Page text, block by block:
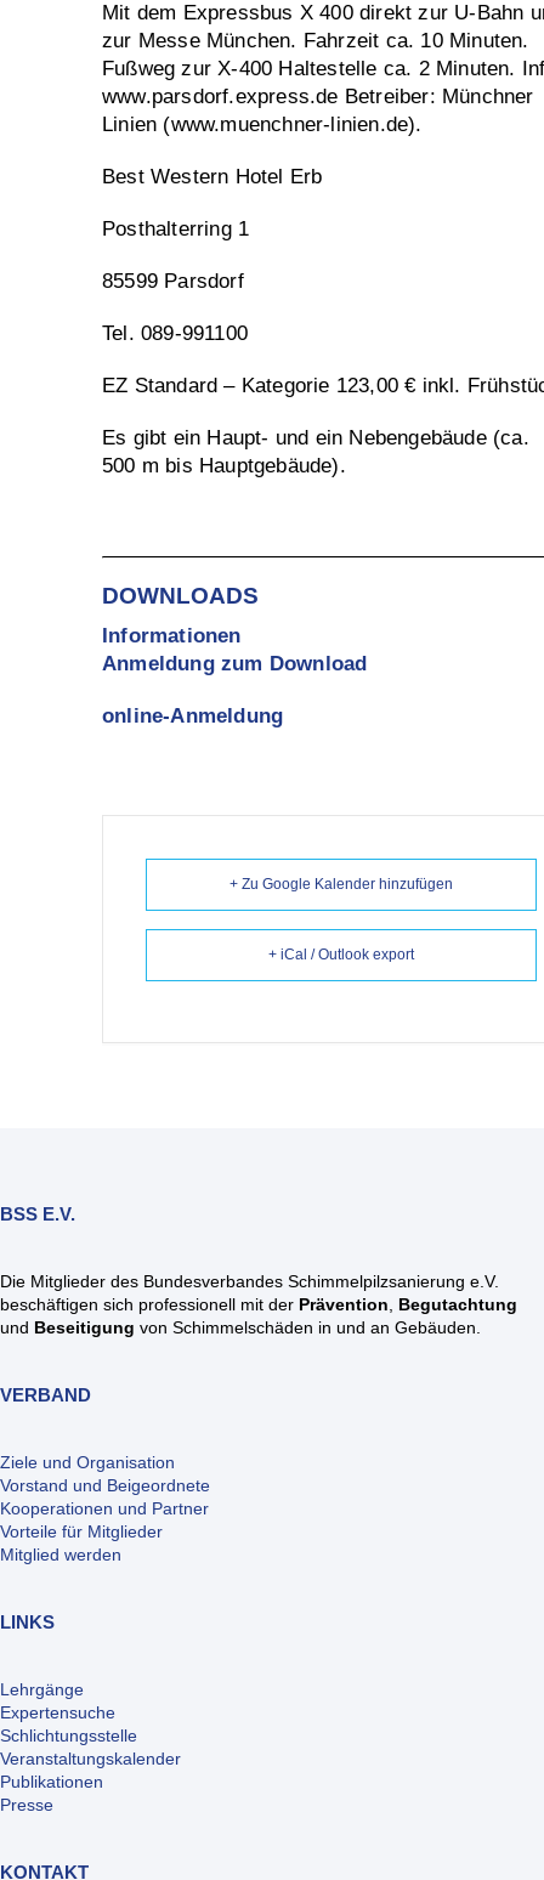
Mit dem Expressbus X 400 direkt zur U-Bahn
zur Messe München. Fahrzeit ca. 10 Minuten.
Fußweg zur X-400 Haltestelle ca. 2 Minuten.
www.parsdorf.express.de Betreiber: Münchner
Linien (www.muenchner-linien.de).
Best Western Hotel Erb
Posthalterring 1
85599 Parsdorf
Tel. 089-991100
EZ Standard – Kategorie 123,00 € inkl.
Es gibt ein Haupt- und ein Nebengebäude (ca.
500 m bis Hauptgebäude).
DOWNLOADS
Informationen
Anmeldung zum Download
online-Anmeldung
+ Zu Google Kalender hinzufügen
+ iCal / Outlook export
BSS E.V.
Die Mitglieder des Bundesverbandes Schimmelpilzsanierung e.V.
beschäftigen sich professionell mit der Prävention
Begutachtung
und Beseitigung von Schimmelschäden in und an Gebäuden.
VERBAND
Ziele und Organisation
Vorstand und Beigeordnete
Kooperationen und Partner
Vorteile für Mitglieder
Mitglied werden
LINKS
Lehrgänge
Expertensuche
Schlichtungsstelle
Veranstaltungskalender
Publikationen
Presse
KONTAKT